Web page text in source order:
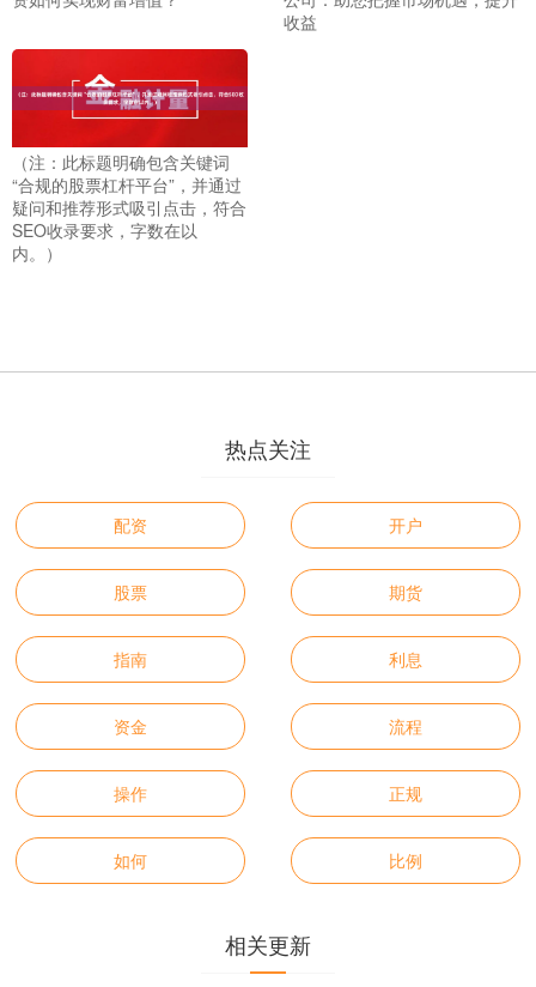
收益
（注：此标题明确包含关键词
“合规的股票杠杆平台”，并通过
疑问和推荐形式吸引点击，符合
SEO收录要求，字数在以
内。）
热点关注
配资 开户
股票 期货
指南 利息
资金 流程
操作 正规
如何 比例
相关更新